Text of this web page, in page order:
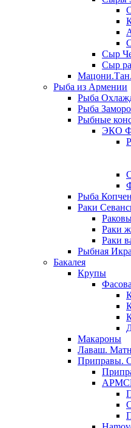
Сыр
Сыр
Рыба из Армении
Рыба
Рыба
Рыбные
ЭКО
Рыба
Раки
Раки
Раки
Рыбная Икра
Бакалея
Крупы
Макароны
Лаваш.
Приправы.